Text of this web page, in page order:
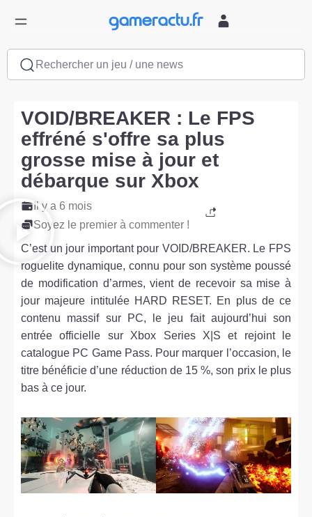
Rechercher un jeu / une news
VOID/BREAKER : Le FPS
effréné s'offre sa plus
grosse mise à jour et
débarque sur Xbox
Il y a 6 mois
Soyez le premier à commenter !
C’est un jour important pour VOID/BREAKER. Le FPS
roguelite dynamique, connu pour son système poussé
de modification d’armes, vient de recevoir sa mise à
jour majeure intitulée HARD RESET. En plus de ce
contenu massif sur PC, le jeu fait aujourd’hui son
entrée officielle sur Xbox Series X|S et rejoint le
catalogue PC Game Pass. Pour marquer l’occasion, le
titre bénéficie d’une réduction de 15 %, son prix le plus
bas à ce jour.